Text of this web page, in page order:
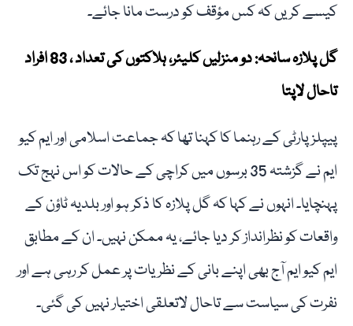
کیسے کریں کہ کس مؤقف کو درست مانا جائے۔
گل پلازہ سانحہ: دو منزلیں کلیئر، ہلاکتوں کی تعداد ، 83 افراد
تاحال لاپتا
پیپلز پارٹی کے رہنما کا کہنا تھا کہ جماعت اسلامی اور ایم کیو
ایم نے گزشتہ 35 برسوں میں کراچی کے حالات کو اس نہج تک
پہنچایا۔ انہوں نے کہا کہ گل پلازہ کا ذکر ہو اور بلدیہ ٹاؤن کے
واقعات کو نظرانداز کر دیا جائے، یہ ممکن نہیں۔ ان کے مطابق
ایم کیو ایم آج بھی اپنے بانی کے نظریات پر عمل کر رہی ہے اور
نفرت کی سیاست سے تاحال لاتعلقی اختیار نہیں کی گئی۔